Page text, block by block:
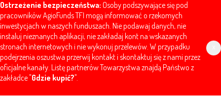
Ostrzeżenie bezpieczeństwa: Osoby podszywające się pod
pracowników AgioFunds TFI mogą informować o rzekomych
inwestycjach w naszych funduszach. Nie podawaj danych, nie
instaluj nieznanych aplikacji, nie zakładaj kont na wskazanych
stronach internetowych i nie wykonuj przelewów. W przypadku
podejrzenia oszustwa przerwij kontakt i skontaktuj się z nami przez
oficjalne kanały. Listę partnerów Towarzystwa znajdą Państwo z
zakładce "Gdzie kupić?".